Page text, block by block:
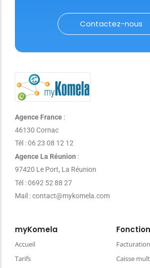
Contactez-nous
Agence France :
46130 Cornac
Tél : 06 23 08 12 12
Agence La Réunion :
97420 Le Port, La Réunion
Tél : 0692 52 88 27
Mail : contact@mykomela.com
myKomela
Accueil
Tarifs
Caisse